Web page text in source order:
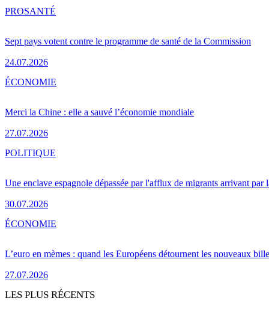
Sept pays votent contre le programme de santé de la Commission
24.07.2026
PROSANTÉ
Merci la Chine : elle a sauvé l’économie mondiale
27.07.2026
ÉCONOMIE
Une enclave espagnole dépassée par l'afflux de migrants arrivant par
30.07.2026
POLITIQUE
L’euro en mèmes : quand les Européens détournent les nouveaux
27.07.2026
ÉCONOMIE
LES PLUS RÉCENTS